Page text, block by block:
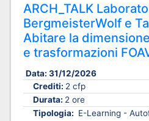
ARCH_TALK
BergmeisterWolf e
Abitare la
e trasformazioni
Data: 31/12/2026
Crediti: 2 cfp
Durata: 2 ore
Tipologia: E-Learning -